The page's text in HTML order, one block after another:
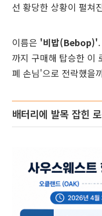
선 황당한 상황이 펼쳐
이름은 '비밥(Bebop)'
까지 구매해 탑승한 이
폐 손님'으로 전락했을
배터리에 발목 잡힌